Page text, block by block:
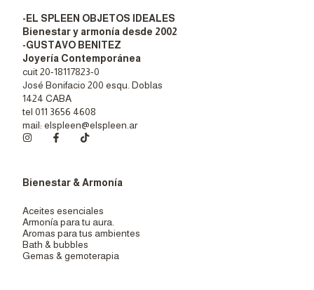
-EL SPLEEN OBJETOS IDEALES
Bienestar y armonía desde 2002
-GUSTAVO BENITEZ
Joyería Contemporánea
cuit 20-18117823-0
José Bonifacio 200 esqu. Doblas
1424 CABA
tel 011 3656 4608
mail: elspleen@elspleen.ar
Bienestar & Armonía
Aceites esenciales
Armonía para tu aura.
Aromas para tus ambientes
Bath & bubbles
Gemas & gemoterapia